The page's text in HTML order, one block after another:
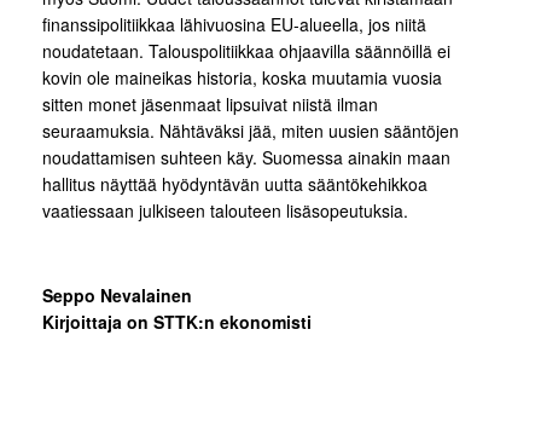
finanssipolitiikkaa lähivuosina EU-alueella, jos niitä
noudatetaan. Talouspolitiikkaa ohjaavilla säännöillä ei
kovin ole maineikas historia, koska muutamia vuosia
sitten monet jäsenmaat lipsuivat niistä ilman
seuraamuksia. Nähtäväksi jää, miten uusien sääntöjen
noudattamisen suhteen käy. Suomessa ainakin maan
hallitus näyttää hyödyntävän uutta sääntökehikkoa
vaatiessaan julkiseen talouteen lisäsopeutuksia.
Seppo Nevalainen
Kirjoittaja on STTK:n ekonomisti